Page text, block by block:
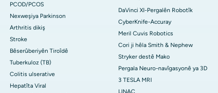
PCOD/PCOS
Nexweşiya Parkinson
Arthritis dikiş
Stroke
Bêserûberiyên Tiroîdê
Tuberkuloz (TB)
Colitis ulserative
Hepatîta Viral
DaVinci XI-Pergalên Robotîk
CyberKnife-Accuray
Meril Cuvis Robotics
Cori ji hêla Smith & Nephew
Stryker destê Mako
Pergala Neuro-navîgasyonê ya 3D
3 TESLA MRI
LINAC